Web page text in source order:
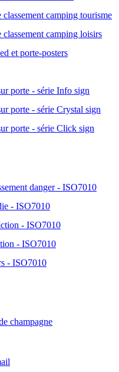
classement camping tourisme
classement camping loisirs
et porte-posters
porte - série Info sign
porte - série Crystal sign
porte - série Click sign
danger - ISO7010
- ISO7010
- ISO7010
- ISO7010
- ISO7010
champagne